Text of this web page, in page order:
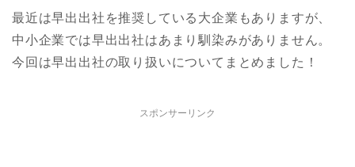
最近は早出出社を推奨している大企業もありますが、
中小企業では早出出社はあまり馴染みがありません。
今回は早出出社の取り扱いについてまとめました！
スポンサーリンク